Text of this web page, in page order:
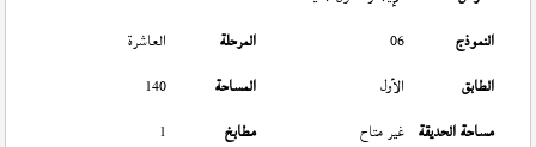
النموذج
06 المرحلة
العاشرة
الطابق
الأول المساحة
140
مساحة الحديقة غير متاح مطابخ
1